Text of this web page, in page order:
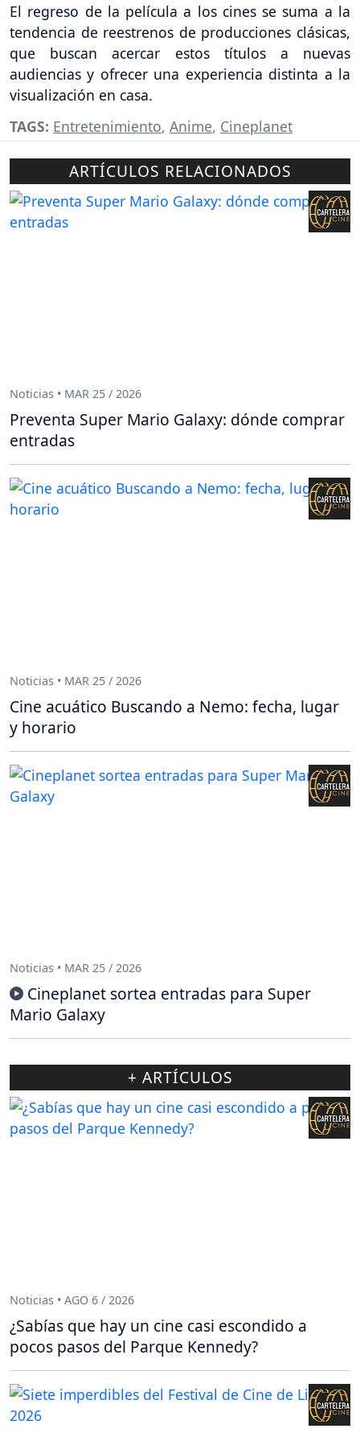
El regreso de la película a los cines se suma a la
tendencia de reestrenos de producciones clásicas,
que buscan acercar estos títulos a nuevas
audiencias y ofrecer una experiencia distinta a la
visualización en casa.
TAGS: Entretenimiento, Anime, Cineplanet
ARTÍCULOS RELACIONADOS
Noticias • MAR 25 / 2026
Preventa Super Mario Galaxy: dónde comprar
entradas
Noticias • MAR 25 / 2026
Cine acuático Buscando a Nemo: fecha, lugar
y horario
Noticias • MAR 25 / 2026
Cineplanet sortea entradas para Super
Mario Galaxy
+ ARTÍCULOS
Noticias • AGO 6 / 2026
¿Sabías que hay un cine casi escondido a
pocos pasos del Parque Kennedy?